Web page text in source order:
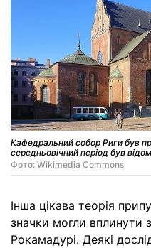
Кафедральний собор Риги був
середньовічний період був
Фото: Wikimedia Commons
Інша цікава теорія
значки могли вплинути
Рокамадурі. Деякі